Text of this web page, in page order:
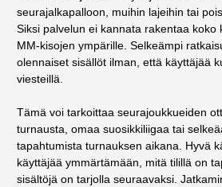
seurajalkapalloon, muihin lajeihin tai
Siksi palvelun ei kannata rakentaa koko
MM-kisojen ympärille. Selkeämpi
olennaiset sisällöt ilman, että käyttäjää
viesteillä.
Tämä voi tarkoittaa seurajoukkueiden
turnausta, omaa suosikkiliigaa tai
tapahtumista turnauksen aikana. Hyvä
käyttäjää ymmärtämään, mitä tilillä on
sisältöjä on tarjolla seuraavaksi.